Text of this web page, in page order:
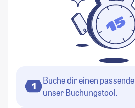
1
Buche dir einen
unser Buchungstool.